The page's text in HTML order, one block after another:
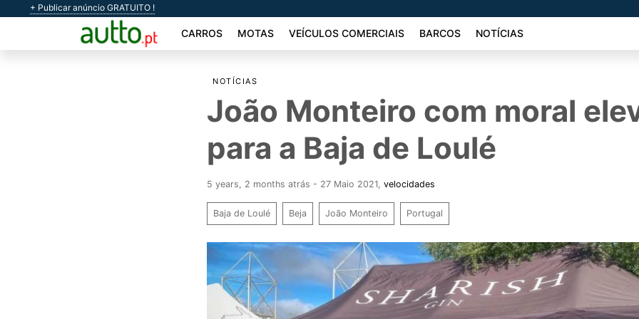
+ Publicar anúncio GRATUITO !
CARROS MOTAS VEÍCULOS COMERCIAIS BARCOS NOTÍCIAS
NOTÍCIAS
João Monteiro com moral
para a Baja de Loulé
5 years, 2 months atrás - 27 Maio 2021 ,velocidades
Baja de Loulé Beja João Monteiro Portugal